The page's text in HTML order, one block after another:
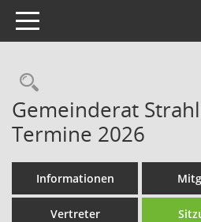
Toggle navigation
Rechercheauswahl
Gemeinderat
Termine 2026
Informationen
Vertreter